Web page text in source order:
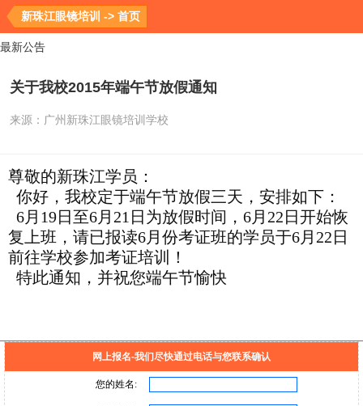
新珠江眼镜培训 -> 首页
最新公告
关于我校2015年端午节放假通知
来源： 广州新珠江眼镜培训学校
尊敬的新珠江学员：
你好，我校定于端午节放假三天，安排如下：
6月19日至6月21日为放假时间，6月22日开始恢
复上班，请已报读6月份考证班的学员于6月22日
前往学校参加考证培训！
特此通知，并祝您端午节愉快
网上报名-我们尽快通过电话与您联系确认